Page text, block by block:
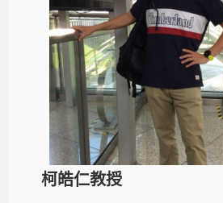
柯皓仁教授